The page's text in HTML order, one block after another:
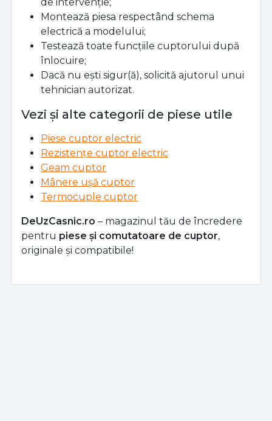
Montează piesa respectând schema
electrică a modelului;
Testează toate funcțiile cuptorului după
înlocuire;
Dacă nu ești sigur(ă), solicită ajutorul unui
tehnician autorizat.
Vezi și alte categorii de piese utile
Piese cuptor electric
Rezistențe cuptor electric
Geam cuptor
Mânere ușă cuptor
Termocuple cuptor
DeUzCasnic.ro – magazinul tău de încredere
pentru piese și comutatoare de cuptor,
originale și compatibile!